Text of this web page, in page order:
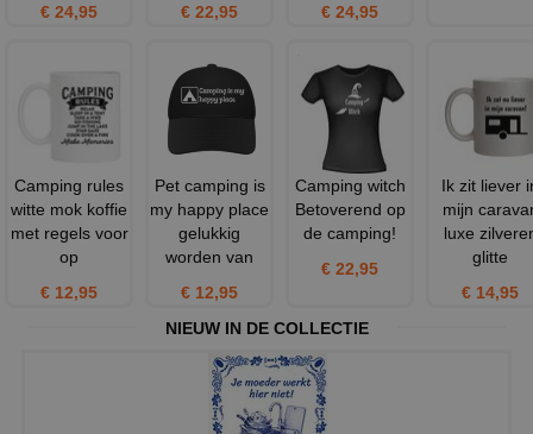
€ 24,95
€ 22,95
€ 24,95
Camping rules
witte mok koffie
met regels voor
op
€ 12,95
Pet camping is
my happy place
gelukkig
worden van
€ 12,95
Camping witch
Betoverend op
de camping!
€ 22,95
Ik zit liever
mijn
luxe
glitte
€ 14,95
NIEUW IN DE COLLECTIE